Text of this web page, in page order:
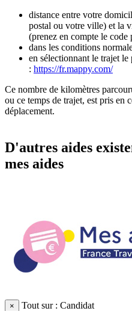
distance entre votre
postal ou votre ville) et la
(prenez en compte le
dans les conditions
en sélectionnant le trajet
: https://fr.mappy.com/
Ce nombre de kilomètres
ou ce temps de trajet, est pris en
déplacement.
D'autres aides
mes aides
× Tout sur : Candidat